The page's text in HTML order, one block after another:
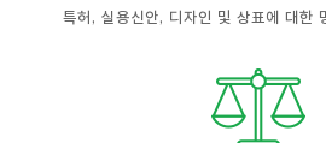
특허, 실용신안, 디자인 및 상표에 대한